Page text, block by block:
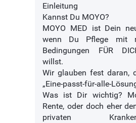
Einleitung
Kannst Du MOYO?
MOYO MED ist Dein
wenn Du Pflege mit
Bedingungen FÜR
willst.
Wir glauben fest daran,
„Eine-passt-für-alle-
Was ist Dir wichtig?
Rente, oder doch eher
privaten